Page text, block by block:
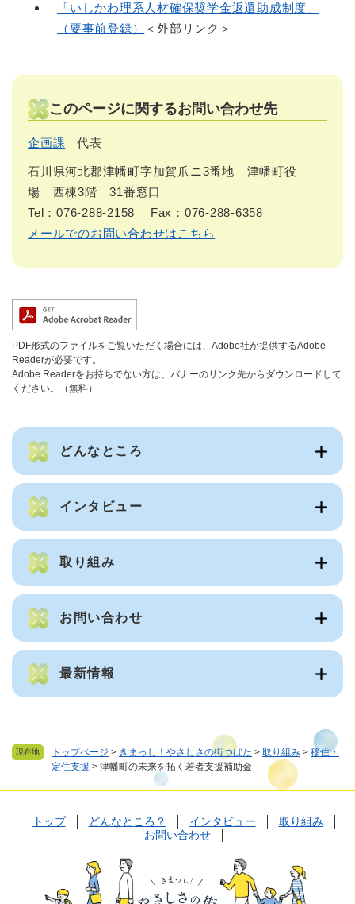
現在地 トップページ > きまっし！やさしさの街つばた > 取り組み > 移住・
定住支援 > 津幡町の未来を拓く若者支援補助金
「いしかわ理系人材確保奨学金返還助成制度」
（要事前登録）
＜外部リンク＞
このページに関するお問い合わせ先
企画課 代表
石川県河北郡津幡町字加賀爪ニ3番地 津幡町役
場 西棟3階 31番窓口
Tel：076-288-2158
Fax：076-288-6358
メールでのお問い合わせはこちら
PDF形式のファイルをご覧いただく場合には、Adobe社が提供するAdobe
Readerが必要です。
Adobe Readerをお持ちでない方は、バナーのリンク先からダウンロードして
ください。（無料）
どんなところ
インタビュー
取り組み
お問い合わせ
最新情報
トップ どんなところ？ インタビュー
取り組み
お問い合わせ